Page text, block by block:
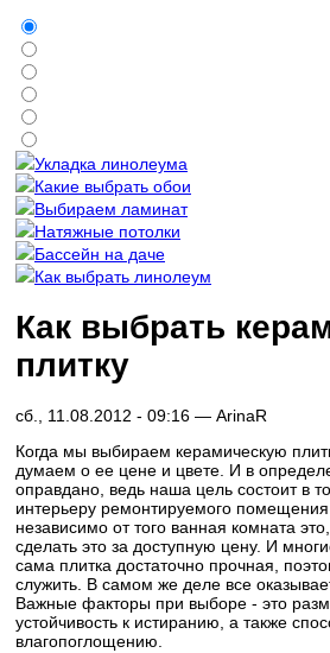
Укладка линолеума
Какие выбрать обои
Выбираем ламинат
Натяжные потолки
Бассейн на даче
Как выбрать линолеум
Как выбрать
плитку
сб., 11.08.2012 - 09:16 — ArinaR
Когда мы выбираем керамическую
думаем о ее цене и цвете. И в
оправдано, ведь наша цель состоит в
интерьеру ремонтируемого
независимо от того ванная комната
сделать это за доступную цену. И
сама плитка достаточно прочная,
служить. В самом же деле все
Важные факторы при выборе - это
устойчивость к истиранию, а также
влагопоглощению.